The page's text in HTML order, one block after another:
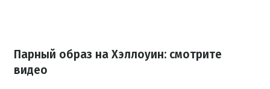
Парный образ на Хэллоуин: смотрите
видео